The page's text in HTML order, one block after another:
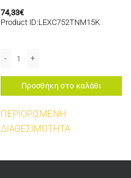
74,33€
Product ID:LEXC752TNM15K
Προσθήκη στο καλάθι
ΠΕΡΙΟΡΙΣΜΕΝΗ
ΔΙΑΘΕΣΙΜΟΤΗΤΑ